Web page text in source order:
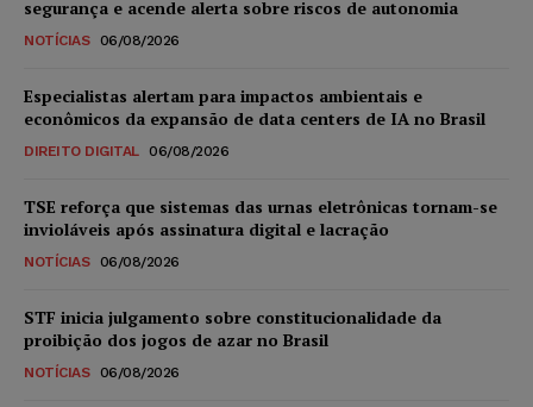
segurança e acende alerta sobre riscos de autonomia
NOTÍCIAS 06/08/2026
Especialistas alertam para impactos ambientais e
econômicos da expansão de data centers de IA no Brasil
DIREITO DIGITAL 06/08/2026
TSE reforça que sistemas das urnas eletrônicas tornam-se
invioláveis após assinatura digital e lacração
NOTÍCIAS 06/08/2026
STF inicia julgamento sobre constitucionalidade da
proibição dos jogos de azar no Brasil
NOTÍCIAS 06/08/2026